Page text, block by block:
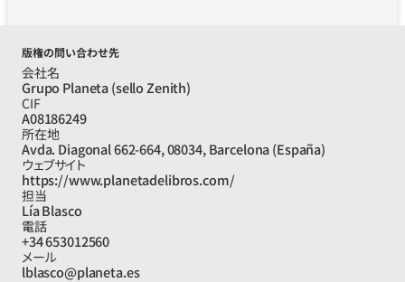
版権の問い合わせ先
会社名
Grupo Planeta (sello Zenith)
CIF
A08186249
所在地
Avda. Diagonal 662-664, 08034, Barcelona (España)
ウェブサイト
https://www.planetadelibros.com/
担当
Lía Blasco
電話
+34 653012560
メール
lblasco@planeta.es